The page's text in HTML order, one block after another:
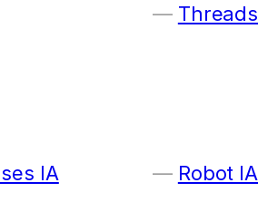
Threads
IA Robot IA